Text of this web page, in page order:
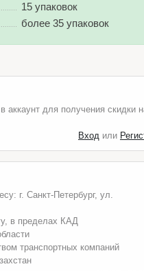
15 упаковок
более 35 упаковок
аккаунт для получения скидки
Вход или
г. Санкт-Петербург, ул.
в пределах КАД
транспортных компаний